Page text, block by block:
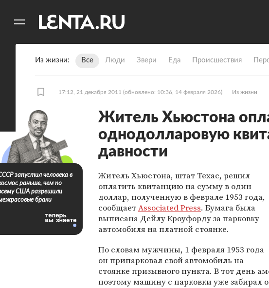
Из жизни Все Люди Звери Еда Происшествия
17:12, 21 декабря 2011 (обновлено: 10:36, 14 февраля 2026) Из жизни
Житель Хьюстона
однодолларовую
давности
Житель Хьюстона, штат Техас, решил
оплатить квитанцию на сумму в один
доллар, полученную в феврале 1953 года,
сообщаетAssociated Press. Бумага была
выписана Дейлу Кроуфорду за парковку
автомобиля на платной стоянке.
По словам мужчины, 1 февраля 1953 года
он припарковал свой автомобиль на
стоянке призывного пункта. В тот день
поэтому машину с парковки уже забирал
запустил человека в
раньше, чем по
США разрешили
браки